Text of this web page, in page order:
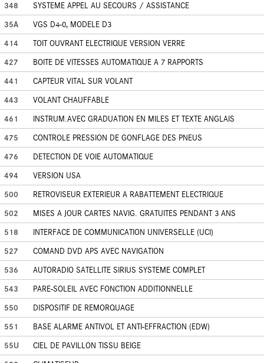
348
SYSTEME APPEL AU SECOURS / ASSISTANCE
35A
VGS D4-0, MODELE D3
414
TOIT OUVRANT ELECTRIQUE VERSION VERRE
427
BOITE DE VITESSES AUTOMATIQUE A 7 RAPPORTS
441
CAPTEUR VITAL SUR VOLANT
443
VOLANT CHAUFFABLE
461
INSTRUM.AVEC GRADUATION EN MILES ET TEXTE ANGLAIS
475
CONTROLE PRESSION DE GONFLAGE DES PNEUS
476
DETECTION DE VOIE AUTOMATIQUE
494
VERSION USA
500
RETROVISEUR EXTERIEUR A RABATTEMENT ELECTRIQUE
502
MISES A JOUR CARTES NAVIG. GRATUITES PENDANT 3 ANS
518
INTERFACE DE COMMUNICATION UNIVERSELLE (UCI)
527
COMAND DVD APS AVEC NAVIGATION
536
AUTORADIO SATELLITE SIRIUS SYSTEME COMPLET
543
PARE-SOLEIL AVEC FONCTION ADDITIONNELLE
550
DISPOSITIF DE REMORQUAGE
551
BASE ALARME ANTIVOL ET ANTI-EFFRACTION (EDW)
55U
CIEL DE PAVILLON TISSU BEIGE